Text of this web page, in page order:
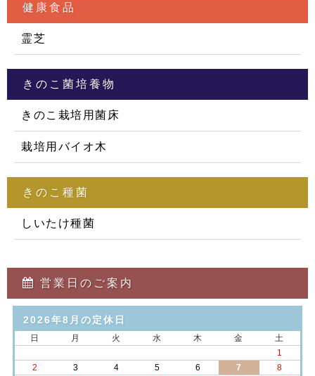
健康食品
霊芝
きのこ菌培養物
きのこ栽培用菌床
栽培用バイオ木
きのこ種菌
しいたけ種菌
営業日のご案内
2026年8月の定休日
日 月 火 水 木 金
土
1
2
3 4 5 6 7
8